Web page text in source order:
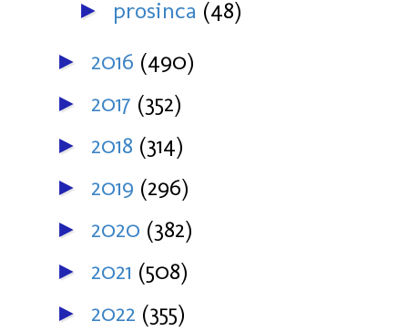
► prosinca (48)
► 2016 (490)
► 2017 (352)
► 2018 (314)
► 2019 (296)
► 2020 (382)
► 2021 (508)
► 2022 (355)